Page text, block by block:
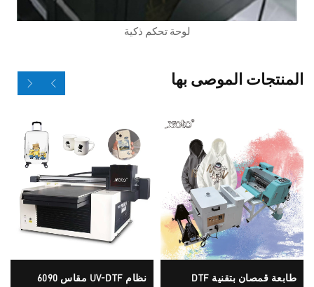
لوحة تحكم ذكية
المنتجات الموصى بها
طابعة قمصان بتقنية DTF
نظام UV-DTF مقاس 6090